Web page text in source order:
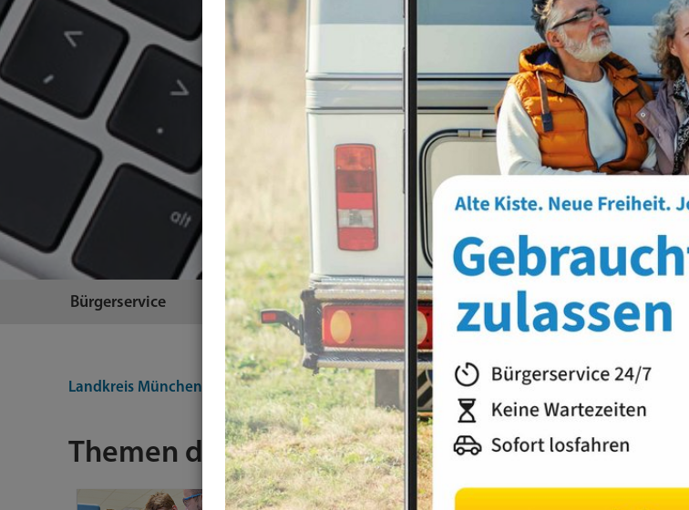
Bürgerservice Themen Landkreis
Landkreis München Themen
Themen des Landkreises München